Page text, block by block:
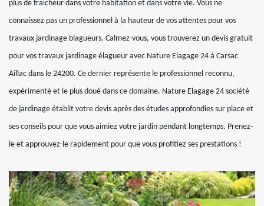
plus de fraicheur dans votre habitation et dans votre vie. Vous ne
connaissez pas un professionnel à la hauteur de vos attentes pour vos
travaux jardinage blagueurs. Calmez-vous, vous trouverez un devis gratuit
pour vos travaux jardinage élagueur avec Nature Elagage 24 à Carsac
Aillac dans le 24200. Ce dernier représente le professionnel reconnu,
expérimenté et le plus doué dans ce domaine. Nature Elagage 24 société
de jardinage établit votre devis après des études approfondies sur place et
ses conseils pour que vous aimiez votre jardin pendant longtemps. Prenez-
le et approuvez-le rapidement pour que vous profitiez ses prestations !